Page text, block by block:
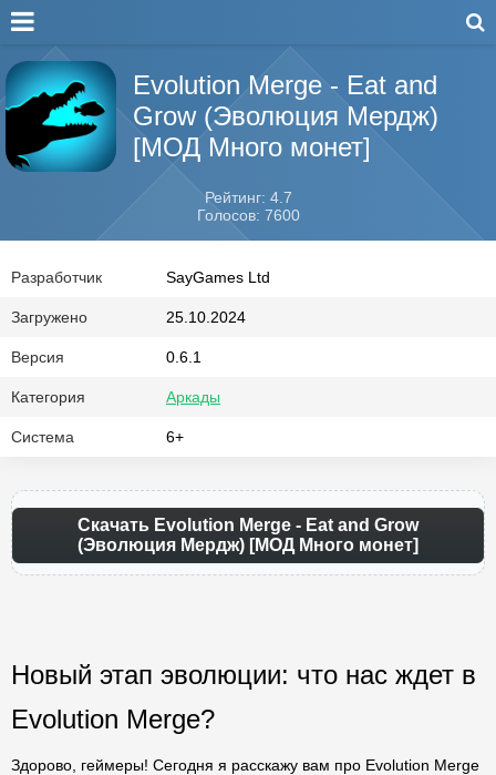
Evolution Merge - Eat and
Grow (Эволюция Мердж)
[МОД Много монет]
Рейтинг: 4.7
Голосов: 7600
Разработчик SayGames Ltd
Загружено 25.10.2024
Версия 0.6.1
Категория Аркады
Система 6+
Скачать Evolution Merge - Eat and Grow
(Эволюция Мердж) [МОД Много монет]
Новый этап эволюции: что нас ждет в
Evolution Merge?
Здорово, геймеры! Сегодня я расскажу вам про Evolution Merge